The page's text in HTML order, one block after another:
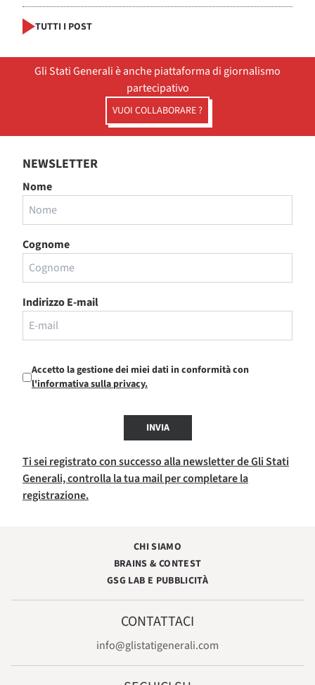
TUTTI I POST
Gli Stati Generali è anche piattaforma di giornalismo
partecipativo
VUOI COLLABORARE ?
NEWSLETTER
Nome
Cognome
Indirizzo E-mail
Accetto la gestione dei miei dati in conformità con
l'informativa sulla privacy.
INVIA
Ti sei registrato con successo alla newsletter de Gli Stati
Generali, controlla la tua mail per completare la
registrazione.
CHI SIAMO
BRAINS & CONTEST
GSG LAB E PUBBLICITÀ
CONTATTACI
info@glistatigenerali.com